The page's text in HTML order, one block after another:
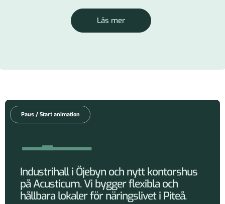
Läs mer
Paus / Start animation
Industrihall i Öjebyn och nytt kontorshus
på Acusticum. Vi bygger flexibla och
hållbara lokaler för näringslivet i Piteå.